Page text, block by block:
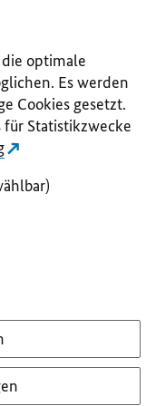
optimale
Es werden
Cookies gesetzt.
für Statistikzwecke